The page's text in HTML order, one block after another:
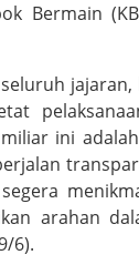
Bermain
miliar ini
arahan
6).